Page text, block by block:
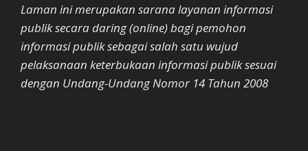
Laman ini merupakan sarana layanan informasi
publik secara daring (online) bagi pemohon
informasi publik sebagai salah satu wujud
pelaksanaan keterbukaan informasi publik sesuai
dengan Undang-Undang Nomor 14 Tahun 2008